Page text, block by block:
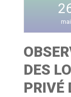
mai
DES
PRIVÉ